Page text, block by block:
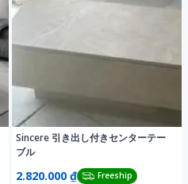
Sincere 引き出し付きセンターテー
ブル
2.820.000 ₫ Freeship